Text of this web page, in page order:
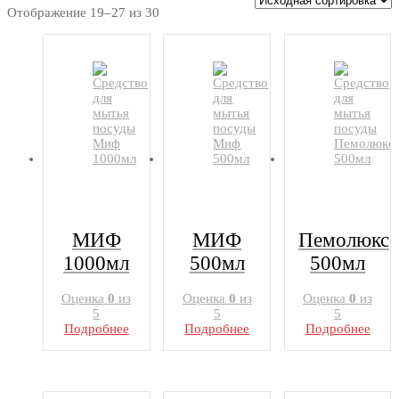
Отображение 19–27 из 30
МИФ
1000мл
Оценка0 из
5
Подробнее
МИФ
500мл
Оценка 0 из
5
Подробнее
Пемолюкс
500мл
Оценка0 из
5
Подробнее